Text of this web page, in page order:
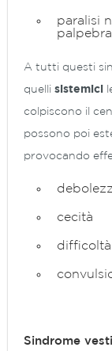
paralisi
A tutti questi
quelli sistemici
colpiscono il
possono poi
provocando
cecità
Sindrome